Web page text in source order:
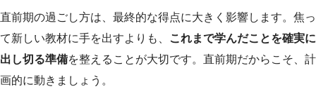
直前期の過ごし方は、最終的な得点に大きく影響します。焦っ
て新しい教材に手を出すよりも、
これまで学んだことを確実に
出し切る準備を整えることが大切です。直前期だからこそ、計
画的に動きましょう。